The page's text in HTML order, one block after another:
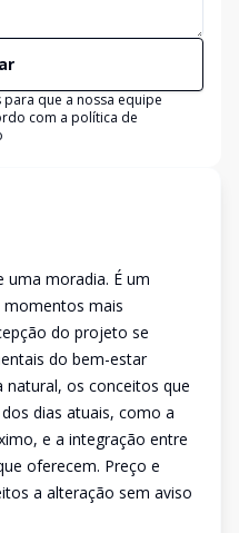
que a nossa equipe
com a política de
uma moradia. É um
mais
do projeto se
do bem-estar
os conceitos que
dias atuais, como a
e a integração entre
oferecem. Preço e
a alteração sem aviso